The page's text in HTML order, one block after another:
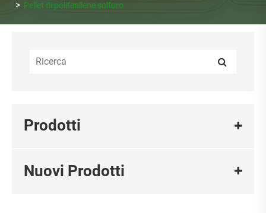
Pellet di polifenilene solfuro
Prodotti
Nuovi Prodotti